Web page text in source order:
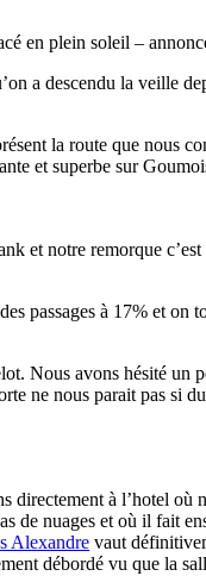
en plein soleil –
a descendu la veille
la route que nous
et superbe sur
et notre remorque
passages à 17% et on
Nous avons hésité un
ne nous parait pas si
à l’hotel où
de nuages et où il fait
Alexandre vaut
débordé vu que la